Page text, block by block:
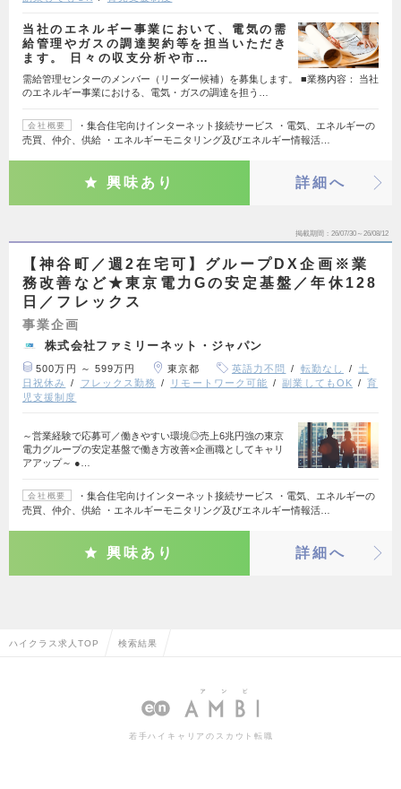
当社のエネルギー事業において、電気の需
給管理やガスの調達契約等を担当いただき
ます。 日々の収支分析や市…
需給管理センターのメンバー（リーダー候補）を募集します。 ■業務内容： 当社
のエネルギー事業における、電気・ガスの調達を担う…
会社概要
・集合住宅向けインターネット接続サービス ・電気、エネルギーの
売買、仲介、供給 ・エネルギーモニタリング及びエネルギー情報活…
興味あり 詳細へ
掲載期間 26/07/30～26/08/12
【神谷町／週2在宅可】グループDX企画※業
務改善など★東京電力Gの安定基盤／年休128
日／フレックス
事業企画
株式会社ファミリーネット・ジャパン
500万円 ～ 599万円 東京都 英語力不問 転勤なし
土
日祝休み
フレックス勤務 リモートワーク可能 副業してもOK
育
児支援制度
～営業経験で応募可／働きやすい環境◎売上6兆円強の東京
電力グループの安定基盤で働き方改善×企画職としてキャリ
アアップ～ ●…
会社概要
・集合住宅向けインターネット接続サービス ・電気、エネルギーの
売買、仲介、供給 ・エネルギーモニタリング及びエネルギー情報活…
興味あり 詳細へ
ハイクラス求人TOP 検索結果
若手ハイキャリアのスカウト転職